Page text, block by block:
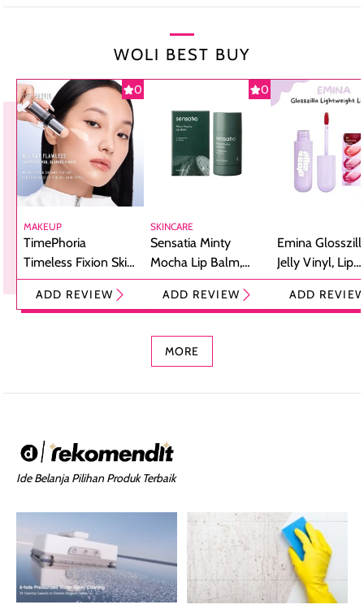
WOLI BEST BUY
0
MAKEUP
TimePhoria
Timeless Fixion Skin
Tint Stick,
Foundation dan
ADD REVIEW
0
SKINCARE
Sensatia Minty
Mocha Lip Balm,
Pelembap Bibir
dengan Aroma
ADD REVIEW
Emina
Jelly Vinyl, Lip
Cream Glossy
Ringan
ADD
MORE
Ide Belanja Pilihan Produk Terbaik